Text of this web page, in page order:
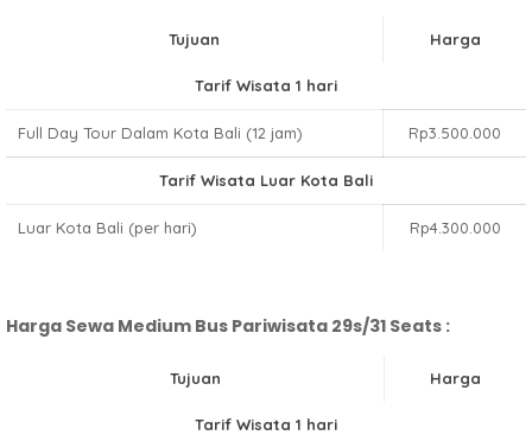
Tujuan Harga
Tarif Wisata 1 hari
Full Day Tour Dalam Kota Bali (12 jam) Rp3.500.000
Tarif Wisata Luar Kota Bali
Luar Kota Bali (per hari) Rp4.300.000
Harga Sewa Medium Bus Pariwisata 29s/31 Seats :
Tujuan Harga
Tarif Wisata 1 hari